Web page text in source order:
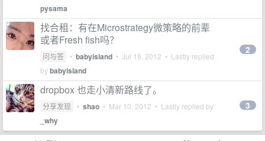
pysama
找合租：有在Microstrategy微策略的前辈
或者Fresh fish吗？
问与答 • babyisland • Jul 19, 2012 • Lastly replied
bybabyisland
2
dropbox 也走小清新路线了。
分享发现 • shao • Mar 10, 2012 • Lastly replied by
_why
3